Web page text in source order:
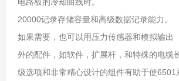
20000记录存储容量和高级数据记录能力。
如果需要，也可以用压力传感器和模拟输出
外的配件，如软件，扩展杆，和特殊的电缆
级选项和非常精心设计的组件有助于使6501